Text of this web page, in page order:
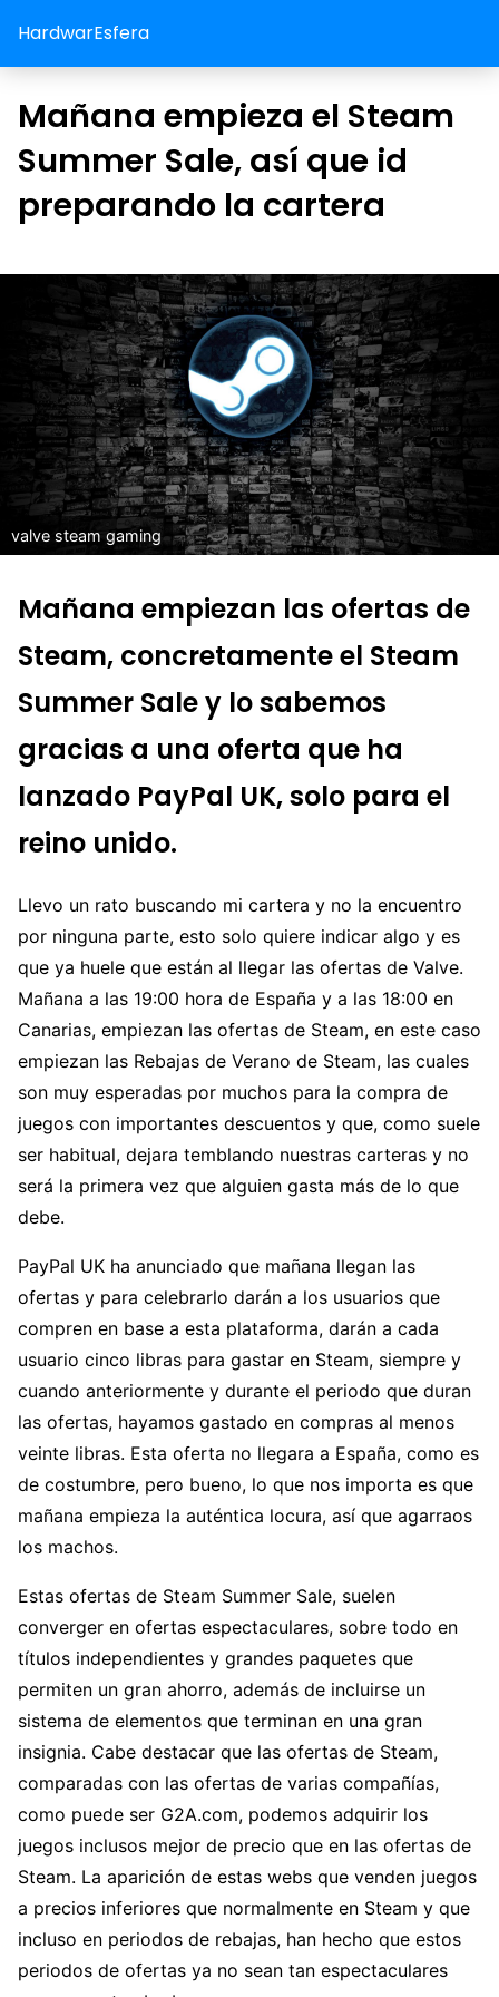
HardwarEsfera
Mañana empieza el Steam
Summer Sale, así que id
preparando la cartera
valve steam gaming
Mañana empiezan las ofertas de
Steam, concretamente el Steam
Summer Sale y lo sabemos
gracias a una oferta que ha
lanzado PayPal UK, solo para el
reino unido.
Llevo un rato buscando mi cartera y no la encuentro
por ninguna parte, esto solo quiere indicar algo y es
que ya huele que están al llegar las ofertas de Valve.
Mañana a las 19:00 hora de España y a las 18:00 en
Canarias, empiezan las ofertas de Steam, en este caso
empiezan las Rebajas de Verano de Steam, las cuales
son muy esperadas por muchos para la compra de
juegos con importantes descuentos y que, como suele
ser habitual, dejara temblando nuestras carteras y no
será la primera vez que alguien gasta más de lo que
debe.
PayPal UK ha anunciado que mañana llegan las
ofertas y para celebrarlo darán a los usuarios que
compren en base a esta plataforma, darán a cada
usuario cinco libras para gastar en Steam, siempre y
cuando anteriormente y durante el periodo que duran
las ofertas, hayamos gastado en compras al menos
veinte libras. Esta oferta no llegara a España, como es
de costumbre, pero bueno, lo que nos importa es que
mañana empieza la auténtica locura, así que agarraos
los machos.
Estas ofertas de Steam Summer Sale, suelen
converger en ofertas espectaculares, sobre todo en
títulos independientes y grandes paquetes que
permiten un gran ahorro, además de incluirse un
sistema de elementos que terminan en una gran
insignia. Cabe destacar que las ofertas de Steam,
comparadas con las ofertas de varias compañías,
como puede ser G2A.com, podemos adquirir los
juegos inclusos mejor de precio que en las ofertas de
Steam. La aparición de estas webs que venden juegos
a precios inferiores que normalmente en Steam y que
incluso en periodos de rebajas, han hecho que estos
periodos de ofertas ya no sean tan espectaculares